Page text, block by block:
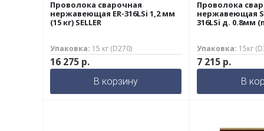
Проволока сварочная
нержавеющая ER-316LSi 1,2 мм
(15 кг) SELLER
Упаковка: 15 кг (D270)
16 275р.
В корзину
Проволока
нержавеющая
316LSi д. 0.8мм
Упаковка: 15кг
7 215 р.
В